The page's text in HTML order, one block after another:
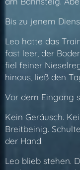
Bis zu jenem
Leo hatte das
fast leer, der
fiel feiner
hinaus, ließ den
Vor dem Eingang
Kein Geräusch.
Breitbeinig.
der Hand.
Leo blieb stehen.